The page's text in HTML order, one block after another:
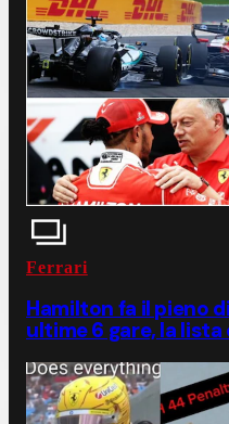
Ferrari
Hamilton fa il pieno
ultime 6 gare, la